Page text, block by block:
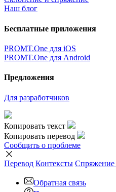
Наш блог
Бесплатные приложения
PROMT.One для iOS
PROMT.One для Android
Предложения
Для разработчиков
Копировать текст
Копировать перевод
Сообщить о проблеме
Перевод Контексты Спряжение
Обратная связь